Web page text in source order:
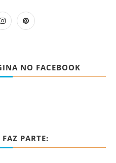
NO FACEBOOK
FAZ PARTE: